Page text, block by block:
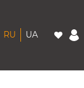
RU UA